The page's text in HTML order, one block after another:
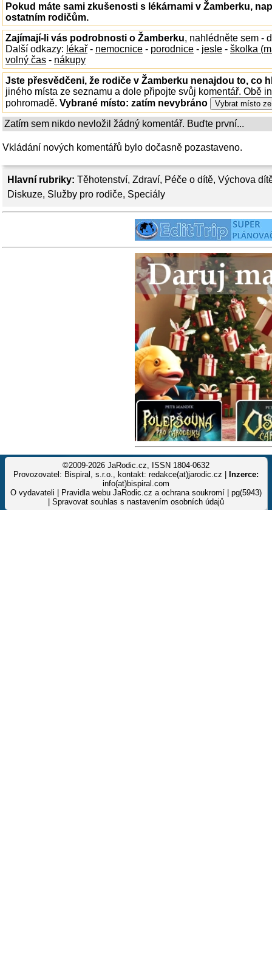
Hlavní rubriky: Těhotenství, Zdraví, Péče o dítě, Výchova
Diskuze, Služby pro rodiče, Speciály
Pokud máte sami zkušenosti s lékárnami v Žamberku,
ostatním rodičům.
Zajímají-li vás podrobnosti o Žamberku, nahlédněte sem -
Další odkazy: lékař - nemocnice - porodnice - jesle - školka
volný čas - nákupy
Jste přesvědčeni, že rodiče v Žamberku nenajdou to, co
jiného místa ze seznamu a dole připojte svůj komentář. Obě
pohromadě. Vybrané místo: zatím nevybráno
Zatím sem nikdo nevložil žádný komentář. Buďte první...
Vkládání nových komentářů bylo dočasně pozastaveno.
©2009-2026 JaRodic.cz, ISSN 1804-0632
Provozovatel: Bispiral, s.r.o., kontakt: redakce(at)jarodic.cz |
Inzerce:
info(at)bispiral.com
O vydavateli
Pravidla webu JaRodic.cz a ochrana soukromí | pg(5943)
Spravovat souhlas s nastavením osobních údajů